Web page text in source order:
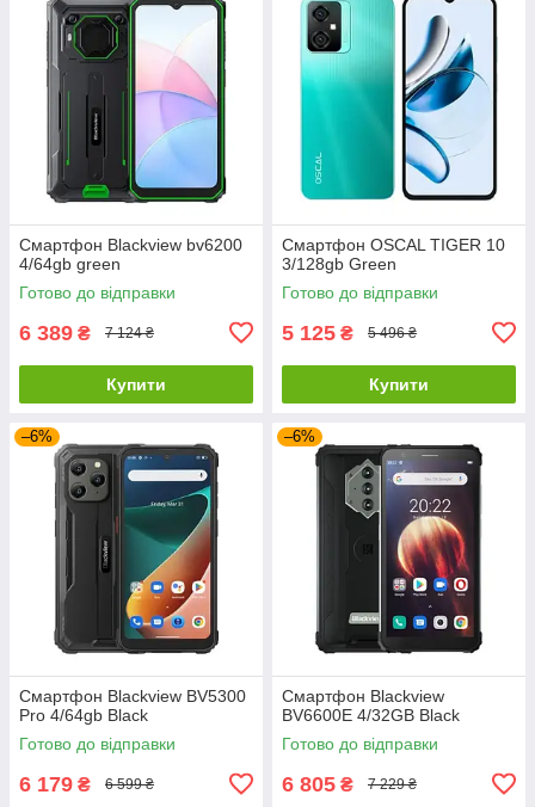
Смартфон Blackview bv6200
4/64gb green
Готово до відправки
6 389 ₴ 7 124 ₴
Купити
Смартфон OSCAL TIGER 10
3/128gb Green
Готово до відправки
5 125 ₴ 5 496 ₴
Купити
–6%
Смартфон Blackview BV5300
Pro 4/64gb Black
Готово до відправки
6 179 ₴ 6 599 ₴
–6%
Смартфон Blackview
BV6600E 4/32GB Black
Готово до відправки
6 805 ₴ 7 229 ₴